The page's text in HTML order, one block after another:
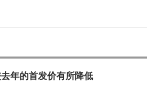
年的首发价有所降低